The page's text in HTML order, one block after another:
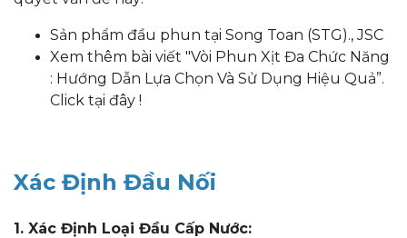
Sản phẩm đầu phun tại Song Toan (STG)., JSC
Xem thêm bài viết "Vòi Phun Xịt Đa Chức Năng
: Hướng Dẫn Lựa Chọn Và Sử Dụng Hiệu Quả”.
Click tại đây !
Xác Định Đầu Nối
1. Xác Định Loại Đầu Cấp Nước: